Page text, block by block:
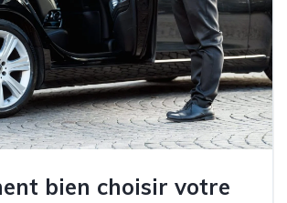
bien choisir votre